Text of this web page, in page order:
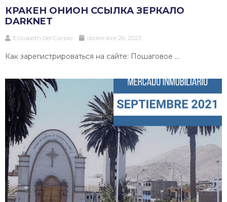
КРАКЕН ОНИОН ССЫЛКА ЗЕРКАЛО
DARKNET
Elizabeth Del Carpio diciembre 26, 2023
Как зарегистрироваться на сайте: Пошаговое ...